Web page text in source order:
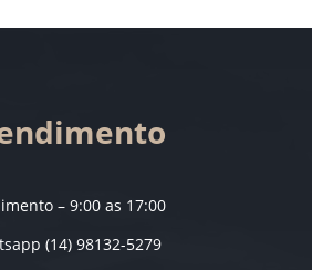
– 9:00 as 17:00
(14) 98132-5279